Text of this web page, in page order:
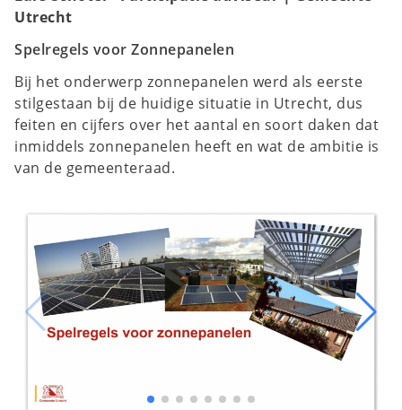
Utrecht
Spelregels voor Zonnepanelen
Bij het onderwerp zonnepanelen werd als eerste
stilgestaan bij de huidige situatie in Utrecht, dus
feiten en cijfers over het aantal en soort daken dat
inmiddels zonnepanelen heeft en wat de ambitie is
van de gemeenteraad.